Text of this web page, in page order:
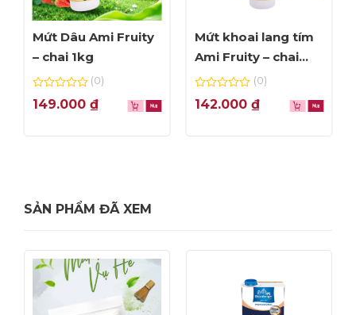
Mứt Dâu Ami Fruity
– chai 1kg
0
out
5
(0)
149.000 ₫
Mứt khoai lang tím
Ami Fruity – chai
1kg
0
out
5
(0)
142.000 ₫
SẢN PHẨM ĐÃ XEM